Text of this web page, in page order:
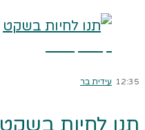
12:35 עידית בר
תנו לחיות בשקט